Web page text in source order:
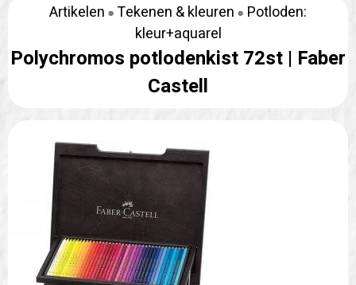
Artikelen Tekenen & kleuren
Potloden:
kleur+aquarel
Polychromos potlodenkist 72st | Faber
Castell